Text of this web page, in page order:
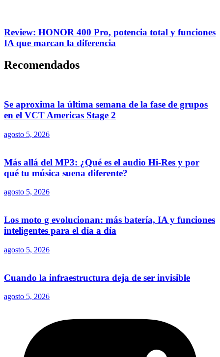
Review: HONOR 400 Pro, potencia total y funciones
IA que marcan la diferencia
Recomendados
Se aproxima la última semana de la fase de grupos
en el VCT Americas Stage 2
agosto 5, 2026
Más allá del MP3: ¿Qué es el audio Hi-Res y por
qué tu música suena diferente?
agosto 5, 2026
Los moto g evolucionan: más batería, IA y funciones
inteligentes para el día a día
agosto 5, 2026
Cuando la infraestructura deja de ser invisible
agosto 5, 2026